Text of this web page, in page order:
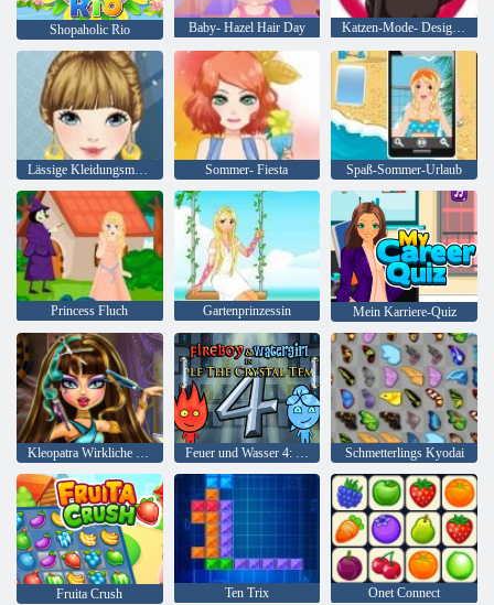
Shopaholic Rio Baby- Hazel Hair Day Katzen-Mode- Designer
Lässige Kleidungsmode Sommer- Fiesta Spaß-Sommer-Urlaub
Princess Fluch Gartenprinzessin Mein Karriere-Quiz
Schmetterlings Kyodai
Fruita Crush Ten Trix Onet Connect